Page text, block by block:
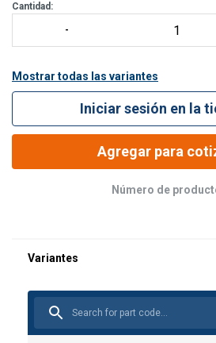
Cantidad:
Mostrar todas las variantes
Iniciar sesión en la
Agregar para
Número de